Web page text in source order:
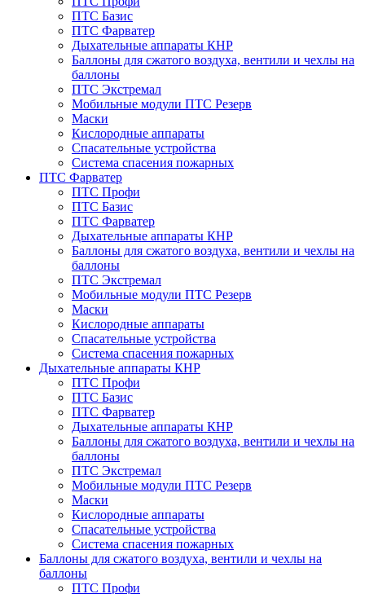
ПТС Базис
ПТС Фарватер
Дыхательные аппараты КНР
Баллоны для сжатого воздуха, вентили и чехлы на
баллоны
ПТС Экстремал
Мобильные модули ПТС Резерв
Маски
Кислородные аппараты
Спасательные устройства
Система спасения пожарных
ПТС Фарватер
ПТС Профи
ПТС Базис
ПТС Фарватер
Дыхательные аппараты КНР
Баллоны для сжатого воздуха, вентили и чехлы на
баллоны
ПТС Экстремал
Мобильные модули ПТС Резерв
Маски
Кислородные аппараты
Спасательные устройства
Система спасения пожарных
Дыхательные аппараты КНР
ПТС Профи
ПТС Базис
ПТС Фарватер
Дыхательные аппараты КНР
Баллоны для сжатого воздуха, вентили и чехлы на
баллоны
ПТС Экстремал
Мобильные модули ПТС Резерв
Маски
Кислородные аппараты
Спасательные устройства
Система спасения пожарных
Баллоны для сжатого воздуха, вентили и чехлы на
баллоны
ПТС Профи